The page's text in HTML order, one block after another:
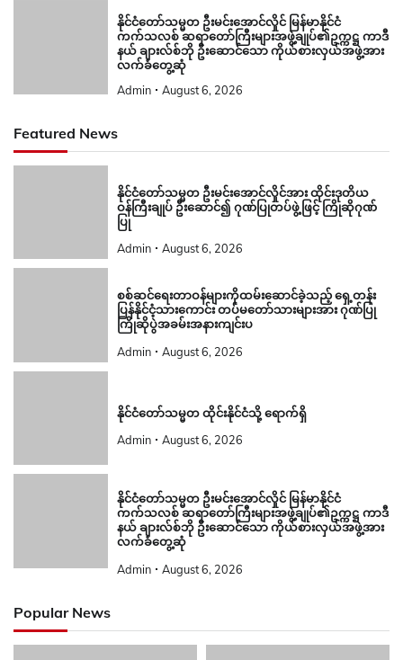
နိုင်ငံတော်သမ္မတ ဦးမင်းအောင်လှိုင် မြန်မာနိုင်ငံ
ကက်သလစ် ဆရာတော်ကြီးများအဖွဲ့ချုပ်၏ဥက္ကဋ္ဌ ကာဒီ
နယ် ချားလ်စ်ဘို ဦးဆောင်သော ကိုယ်စားလှယ်အဖွဲ့အား
လက်ခံတွေ့ဆုံ
Admin August 6, 2026
Featured News
နိုင်ငံတော်သမ္မတ ဦးမင်းအောင်လှိုင်အား ထိုင်းဒုတိယ
ဝန်ကြီးချုပ် ဦးဆောင်၍ ဂုဏ်ပြုတပ်ဖွဲ့ဖြင့် ကြိုဆိုဂုဏ်
ပြု
Admin August 6, 2026
စစ်ဆင်ရေးတာဝန်များကိုထမ်းဆောင်ခဲ့သည့် ရှေ့တန်း
ပြန်နိုင်ငံ့သားကောင်း တပ်မတော်သားများအား ဂုဏ်ပြု
ကြိုဆိုပွဲအခမ်းအနားကျင်းပ
Admin August 6, 2026
နိုင်ငံတော်သမ္မတ ထိုင်းနိုင်ငံသို့ ရောက်ရှိ
Admin August 6, 2026
နိုင်ငံတော်သမ္မတ ဦးမင်းအောင်လှိုင် မြန်မာနိုင်ငံ
ကက်သလစ် ဆရာတော်ကြီးများအဖွဲ့ချုပ်၏ဥက္ကဋ္ဌ ကာဒီ
နယ် ချားလ်စ်ဘို ဦးဆောင်သော ကိုယ်စားလှယ်အဖွဲ့အား
လက်ခံတွေ့ဆုံ
Admin August 6, 2026
Popular News